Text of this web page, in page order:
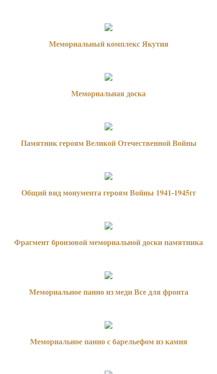
Мемориальный комплекс Якутия
Мемориальная доска
Памятник героям Великой Отечественной Войны
Общий вид монумента героям Войны 1941-1945гг
Фрагмент бронзовой мемориальной доски памятника
Мемориальное панно из меди Все для фронта
Мемориальное панно с барельефом из камня